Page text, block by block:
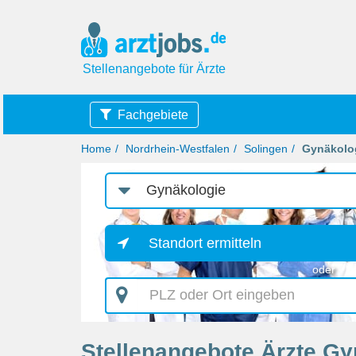
Stellenangebote für Ärzte
Fachgebiete
Home Nordrhein-Westfalen Solingen
Job-
Kategorie
Standort ermitteln
oder
PLZ
oder
Ort